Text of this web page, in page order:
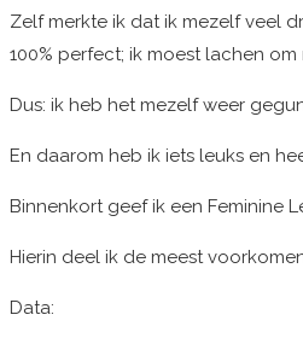
Zelf merkte ik dat ik mezelf veel
100% perfect; ik moest lachen
Dus: ik heb het mezelf weer
En daarom heb ik iets leuks en
Binnenkort geef ik een Feminine
Hierin deel ik de meest
Data: